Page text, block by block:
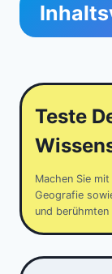
Teste
Machen Sie
Geografie
und